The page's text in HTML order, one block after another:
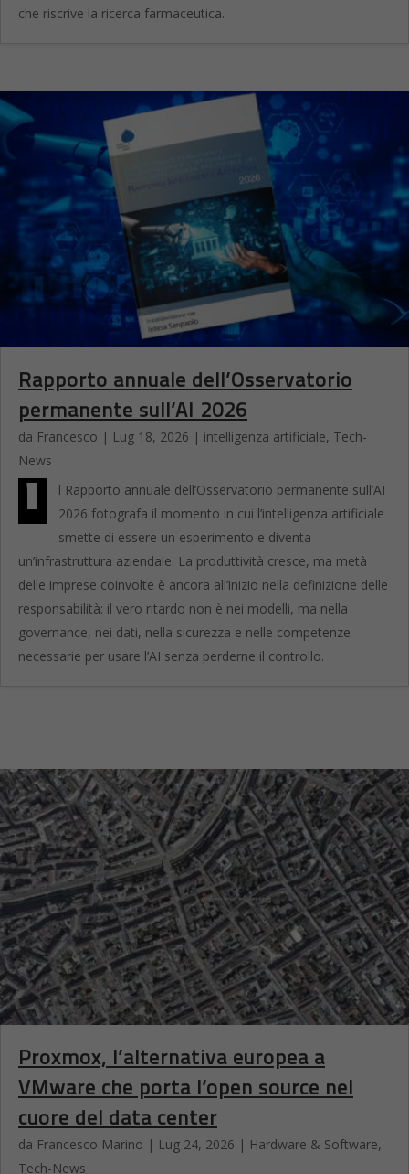
che riscrive la ricerca farmaceutica.
Rapporto annuale dell’Osservatorio
permanente sull’AI 2026
da Francesco | Lug 18, 2026 | intelligenza artificiale, Tech-
News
I
l Rapporto annuale dell’Osservatorio permanente sull’AI
2026 fotografa il momento in cui l’intelligenza artificiale
smette di essere un esperimento e diventa
un’infrastruttura aziendale. La produttività cresce, ma metà
delle imprese coinvolte è ancora all’inizio nella definizione delle
responsabilità: il vero ritardo non è nei modelli, ma nella
governance, nei dati, nella sicurezza e nelle competenze
necessarie per usare l’AI senza perderne il controllo.
Proxmox, l’alternativa europea a
VMware che porta l’open source nel
cuore del data center
da Francesco Marino | Lug 24, 2026 | Hardware & Software,
Tech-News